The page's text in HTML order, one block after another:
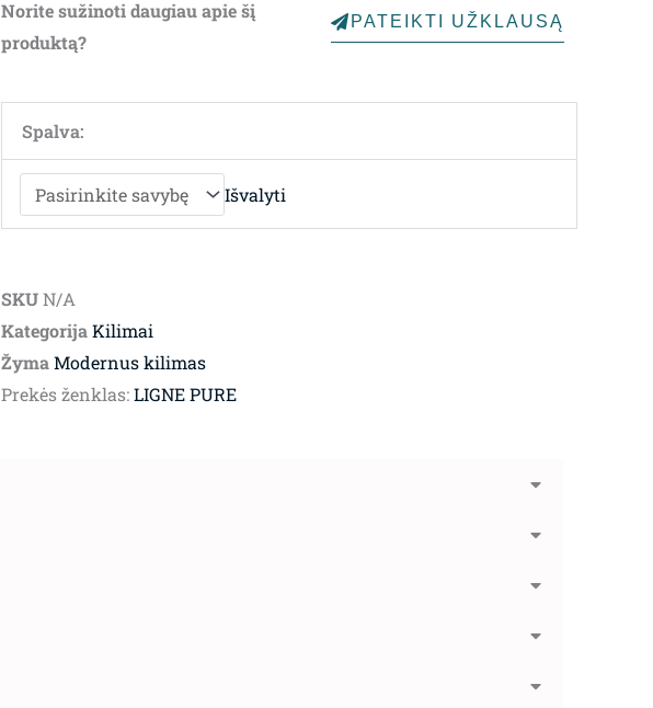
through
Norite sužinoti daugiau apie šį
produktą?
PATEIKTI UŽKLAUSĄ
Spalva:
Išvalyti
SKUN/A
KategorijaKilimai
ŽymaModernus kilimas
Prekės ženklas:LIGNE PURE